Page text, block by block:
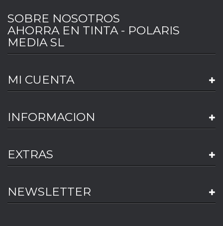
SOBRE NOSOTROS
AHORRA EN TINTA - POLARIS
MEDIA SL
MI CUENTA
INFORMACION
EXTRAS
NEWSLETTER